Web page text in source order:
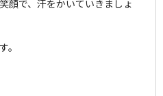
顔で、汗をかいていきましょ
。